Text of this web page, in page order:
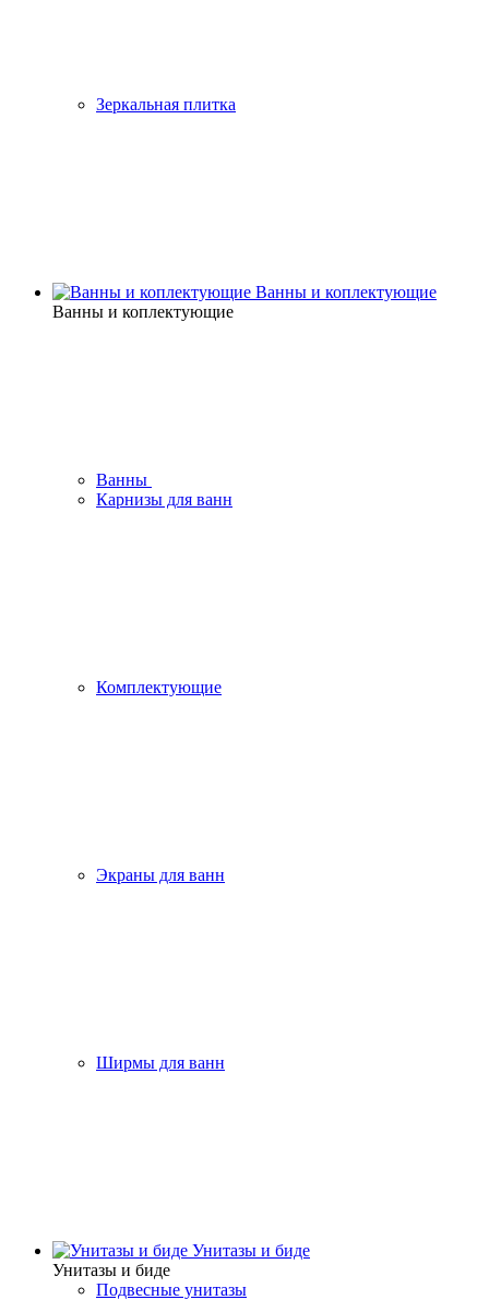
Зеркальная плитка
Ванны и коплектующие
Ванны и коплектующие
Ванны
Карнизы для ванн
Комплектующие
Экраны для ванн
Ширмы для ванн
Унитазы и биде
Унитазы и биде
Подвесные унитазы